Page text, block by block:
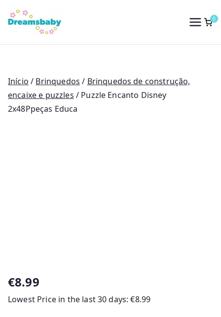
para
conteúdo
Dreams Baby
0
Início / Brinquedos / Brinquedos de construção,
encaixe e puzzles / Puzzle Encanto Disney
2x48Ppeças Educa
€8.99
Lowest Price in the last 30 days:€8.99